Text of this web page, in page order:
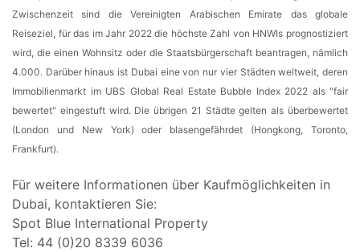
Zwischenzeit sind die Vereinigten Arabischen Emirate das globale
Reiseziel, für das im Jahr 2022 die höchste Zahl von HNWIs prognostiziert
wird, die einen Wohnsitz oder die Staatsbürgerschaft beantragen, nämlich
4.000. Darüber hinaus ist Dubai eine von nur vier Städten weltweit, deren
Immobilienmarkt im UBS Global Real Estate Bubble Index 2022 als "fair
bewertet" eingestuft wird. Die übrigen 21 Städte gelten als überbewertet
(London und New York) oder blasengefährdet (Hongkong, Toronto,
Frankfurt).
Für weitere Informationen über Kaufmöglichkeiten in
Dubai, kontaktieren Sie:
Spot Blue International Property
Tel: 44 (0)20 8339 6036